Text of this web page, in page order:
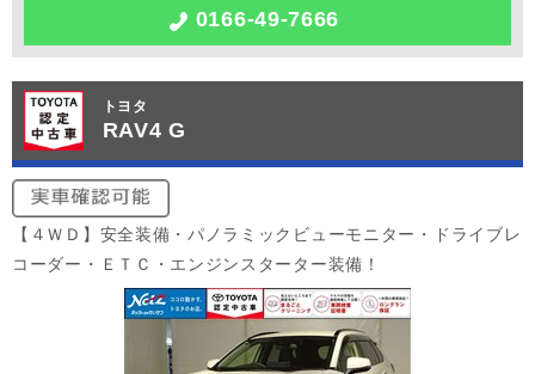
0166-49-7666
トヨタ
RAV4 G
【４ＷＤ】安全装備・パノラミックビューモニター・ドライブレ
コーダー・ＥＴＣ・エンジンスターター装備！